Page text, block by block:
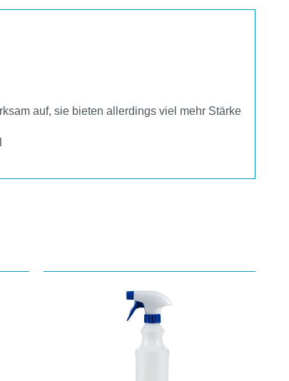
auf, sie bieten allerdings viel mehr Stärke